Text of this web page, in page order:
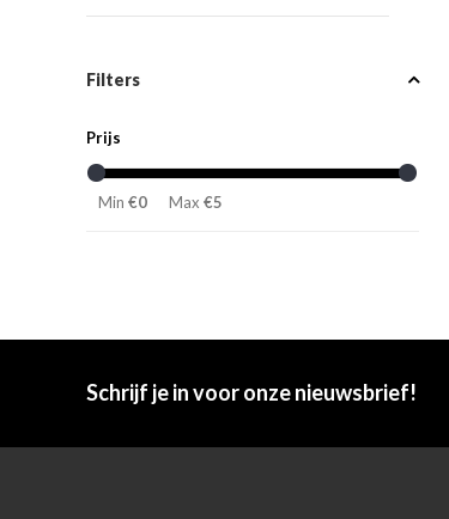
Filters
Prijs
Min €0 Max €5
Schrijf je in voor onze nieuwsbrief!